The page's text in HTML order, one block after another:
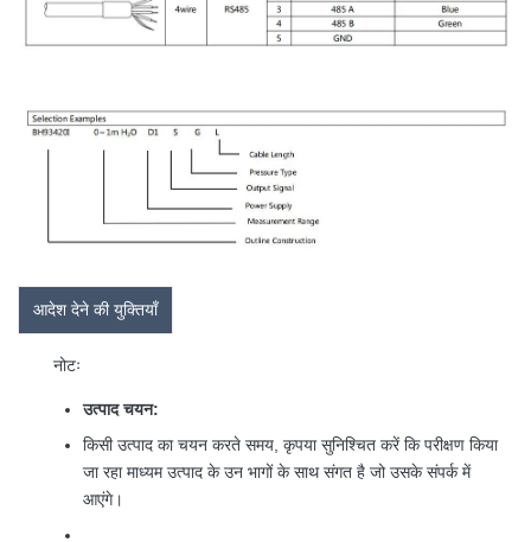
आदेश देने की युक्तियाँ
नोटः
उत्पाद चयन:
किसी उत्पाद का चयन करते समय, कृपया सुनिश्चित करें कि परीक्षण किया
जा रहा माध्यम उत्पाद के उन भागों के साथ संगत है जो उसके संपर्क में
आएंगे।